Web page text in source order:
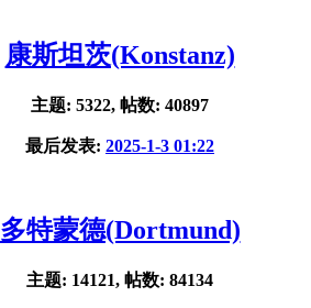
康斯坦茨(Konstanz)
主题: 5322, 帖数: 40897
最后发表: 2025-1-3 01:22
多特蒙德(Dortmund)
主题: 14121, 帖数: 84134